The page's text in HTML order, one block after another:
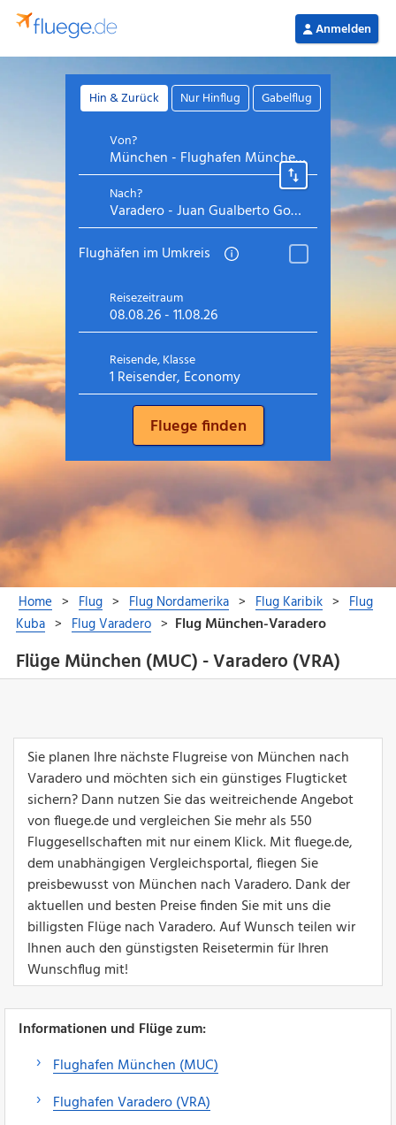
Flüge München (MUC) - Varadero (VRA)
Sie planen Ihre nächste Flugreise von München nach
Varadero und möchten sich ein günstiges Flugticket
sichern? Dann nutzen Sie das weitreichende Angebot
von fluege.de und vergleichen Sie mehr als 550
Fluggesellschaften mit nur einem Klick. Mit fluege.de,
dem unabhängigen Vergleichsportal, fliegen Sie
preisbewusst von München nach Varadero. Dank der
aktuellen und besten Preise finden Sie mit uns die
billigsten Flüge nach Varadero. Auf Wunsch teilen wir
Ihnen auch den günstigsten Reisetermin für Ihren
Wunschflug mit!
Informationen und Flüge zum:
Flughafen München (MUC)
Flughafen Varadero (VRA)